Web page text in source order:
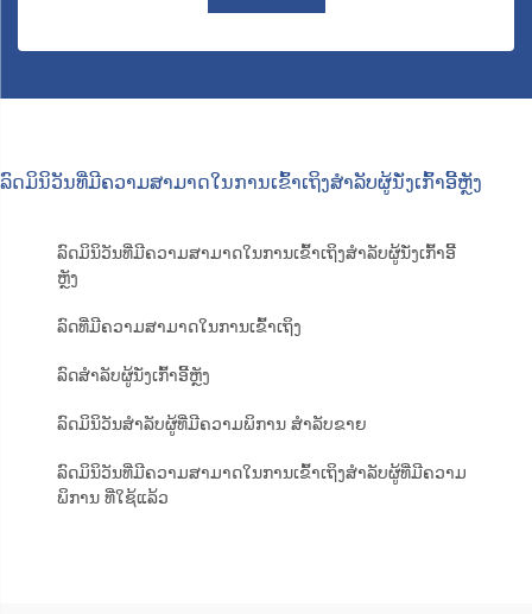
ລົດມິນິວັນທີ່ມີຄວາມສາມາດໃນການເຂົ້າເຖິງສຳລັບຜູ້ນັ່ງເກົ້າອີ້ຫຼັງ
ລົດມິນິວັນທີ່ມີຄວາມສາມາດໃນການເຂົ້າເຖິງສຳລັບຜູ້ນັ່ງເກົ້າອີ້
ຫຼັງ
ລົດທີ່ມີຄວາມສາມາດໃນການເຂົ້າເຖິງ
ລົດສຳລັບຜູ້ນັ່ງເກົ້າອີ້ຫຼັງ
ລົດມິນິວັນສຳລັບຜູ້ທີ່ມີຄວາມພິການ ສຳລັບຂາຍ
ລົດມິນິວັນທີ່ມີຄວາມສາມາດໃນການເຂົ້າເຖິງສຳລັບຜູ້ທີ່ມີຄວາມ
ພິການ ທີ່ໃຊ້ແລ້ວ